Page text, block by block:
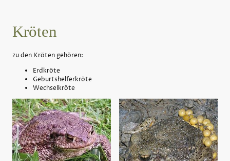
Kröten
zu den Kröten gehören:
Erdkröte
Geburtshelferkröte
Wechselkröte